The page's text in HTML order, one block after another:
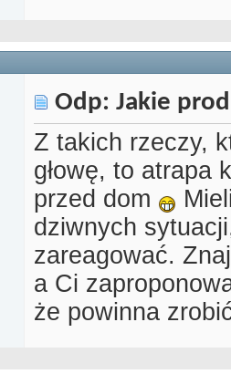
Odp: Jakie
Z takich rzeczy,
głowę, to atrapa
przed dom
dziwnych
zareagować.
a Ci
że powinna